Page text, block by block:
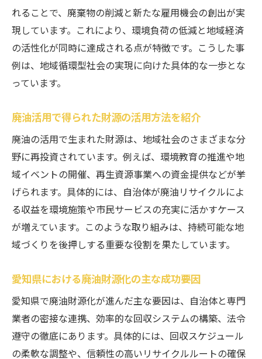
れることで、廃棄物の削減と新たな雇用機会の創出が実
現しています。これにより、環境負荷の低減と地域経済
の活性化が同時に達成される点が特徴です。こうした事
例は、地域循環型社会の実現に向けた具体的な一歩とな
っています。
廃油活用で得られた財源の活用方法を紹介
廃油の活用で生まれた財源は、地域社会のさまざまな分
野に再投資されています。例えば、環境教育の推進や地
域イベントの開催、再生資源事業への資金提供などが挙
げられます。具体的には、自治体が廃油リサイクルによ
る収益を環境施策や市民サービスの充実に活かすケース
が増えています。このような取り組みは、持続可能な地
域づくりを後押しする重要な役割を果たしています。
愛知県における廃油財源化の主な成功要因
愛知県で廃油財源化が進んだ主な要因は、自治体と専門
業者の密接な連携、効率的な回収システムの構築、法令
遵守の徹底にあります。具体的には、回収スケジュール
の柔軟な調整や、信頼性の高いリサイクルルートの確保